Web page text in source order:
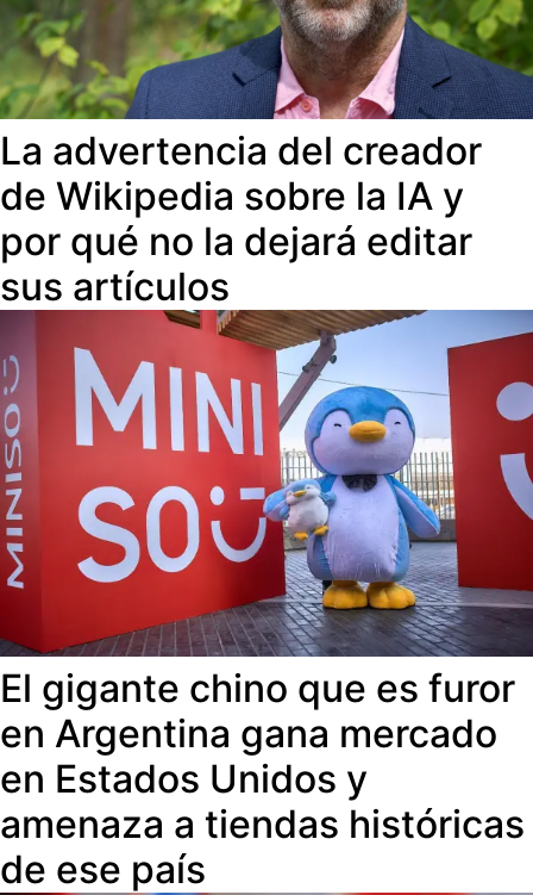
La advertencia del creador
de Wikipedia sobre la IA y
por qué no la dejará editar
sus artículos
El gigante chino que es furor
en Argentina gana mercado
en Estados Unidos y
amenaza a tiendas históricas
de ese país